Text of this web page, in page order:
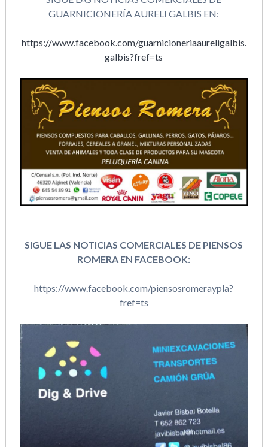
GUARNICIONERÍA AURELI GALBIS EN:
https://www.facebook.com/guarnicioneriaaureligalbis.
galbis?fref=ts
SIGUE LAS NOTICIAS COMERCIALES DE PIENSOS
ROMERA EN FACEBOOK:
https://www.facebook.com/piensosromeraypla?
fref=ts